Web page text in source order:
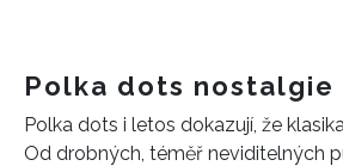
Polka dots nostalgie
Polka dots i letos dokazují, že
Od drobných, téměř neviditelných